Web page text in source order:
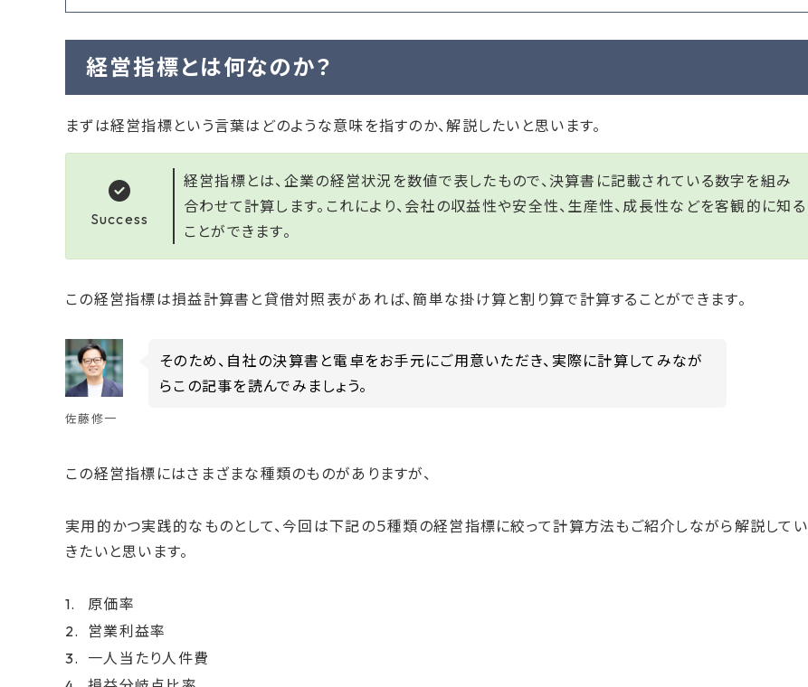
経営指標とは何なのか？
まずは経営指標という言葉はどのような意味を指すのか、解説したいと思います。
Success
経営指標とは、企業の経営状況を数値で表したもので、決算書に記載されている数字を組み
合わせて計算します。これにより、会社の収益性や安全性、生産性、成長性などを客観的に知る
ことができます。
この経営指標は損益計算書と貸借対照表があれば、簡単な掛け算と割り算で計算することができます。
佐藤修一
そのため、自社の決算書と電卓をお手元にご用意いただき、実際に計算してみなが
らこの記事を読んでみましょう。
この経営指標にはさまざまな種類のものがありますが、
実用的かつ実践的なものとして、今回は下記の５種類の経営指標に絞って計算方法もご紹介しながら解説してい
きたいと思います。
原価率
営業利益率
一人当たり人件費